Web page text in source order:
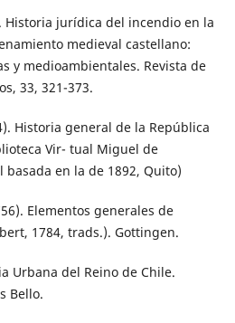
Historia jurídica del incendio en la
medieval castellano:
y medioambientales. Revista de
33, 321-373.
Historia general de la República
Vir- tual Miguel de
en la de 1892, Quito)
Elementos generales de
1784, trads.). Gottingen.
Urbana del Reino de Chile.
Bello.